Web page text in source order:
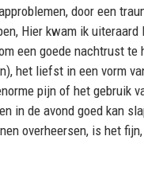
door een
Hier kwam ik
een goede nachtrust
het liefst in een vorm
pijn of het gebruik
in de avond goed kan
overheersen, is het